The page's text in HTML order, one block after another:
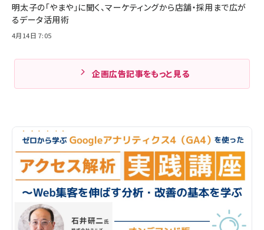
明太子の「やまや」に聞く、マーケティングから店舗・採用まで広が
るデータ活用術
4月14日 7:05
企画広告記事をもっと見る